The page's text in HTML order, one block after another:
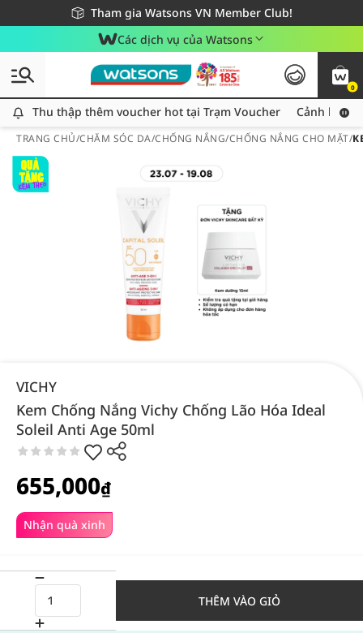
Tham gia Watsons VN Member Club!
Miễn phí giao hàng cho đơn hàng từ 249,000Đ
Giao hàng nhanh 24h - Áp dụng khu vực TP. Hồ Chí Minh
Các dịch vụ của Watsons
0
Thu thập thêm voucher hot tại Trạm Voucher
Thu thập thêm voucher hot tại Trạm Voucher Cảnh báo
TRANG CHỦ/CHĂM SÓC DA/CHỐNG NẮNG/CHỐNG NẮNG CHO MẶT/
VICHY
Kem Chống Nắng Vichy Chống Lão Hóa Ideal
Soleil Anti Age 50ml
Nhận quà xinh
655,000₫
THÊM VÀO GIỎ